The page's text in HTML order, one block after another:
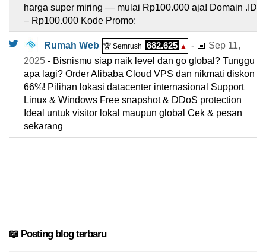
harga super miring — mulai Rp100.000 aja! Domain .ID
– Rp100.000 Kode Promo:
Rumah Web 🏆 Semrush 682.625 ▲ - 📅 Sep 11,
2025 - Bisnismu siap naik level dan go global? Tunggu
apa lagi? Order Alibaba Cloud VPS dan nikmati diskon
66%! Pilihan lokasi datacenter internasional Support
Linux & Windows Free snapshot & DDoS protection
Ideal untuk visitor lokal maupun global Cek & pesan
sekarang
📖 Posting blog terbaru